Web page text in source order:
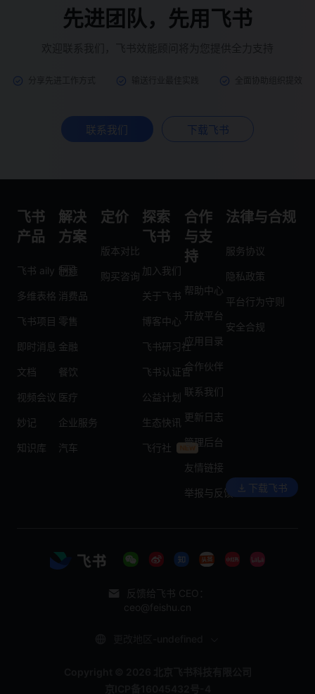
先进团队，先用飞书
联系我们 下载飞书
飞书
产品
飞书 aily
多维表格
飞书项目
即时消息
文档
视频会议
妙记
知识库
解决
方案
制造
消费品
零售
金融
餐饮
医疗
企业服务
汽车
定价
版本对比
购买咨询
探索
飞书
加入我们
关于飞书
博客中心
飞书研习社
飞书认证官
公益计划
生态快讯
飞行社
合作
与支
持
帮助中心
开放平台
应用目录
合作伙伴
联系我们
更新日志
管理后台
友情链接
举报与反馈
法律与合规
服务协议
隐私政策
平台行为守则
安全合规
下载飞书
反馈给飞书 CEO：
ceo@feishu.cn